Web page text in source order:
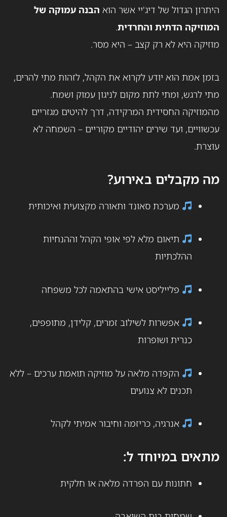
היתרון הגדול של דיג'יי אשר הוא הבנה עמוקה של
המוזיקה הדתית והחרדית.
מוזיקה היא לא רק קצב – היא מסר.
בזמן אמת הוא יודע לקרוא את הקהל, לזהות מתי להרים,
מתי לרגש, ומתי לתת מקום לניגון עמוק ושמח.
מהמוזיקה החסידית המרקידה, דרך להיטים מגזריים
עכשוויים, ועד שירים יהודיים מקוריים – השמחה לא
עוצרת.
מה מקבלים באירוע?
מערכת סאונד ותאורה מקצועית ואיכותית
תיאום מלא לפי אופי הקהל וההנחיות
ההלכתיות
פלייליסט אישי בהתאמה לכל משפחה
אפשרות לשילוב זמרים, קלידן, מתופפים,
כנרית ושופרות
הקפדה מלאה על מוזיקה תואמת ערכים – ללא
תכנים לא צנועים
אנרגיה, כריזמה וחיבור אמיתי לקהל
מתאים במיוחד ל:
חתונות עם הפרדה מלאה או חלקית